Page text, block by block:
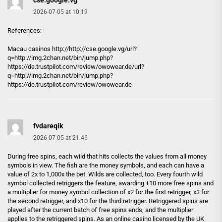
2026-07-05 at 10:19
References:
Macau casinos http://http://cse.google.vg/url?
q=http://img.2chan.net/bin/jump.php?
https://de.trustpilot.com/review/owowear.de/url?
q=http://img.2chan.net/bin/jump.php?
https://de.trustpilot.com/review/owowear.de
fvdareqik
2026-07-05 at 21:46
During free spins, each wild that hits collects the values from all money
symbols in view. The fish are the money symbols, and each can have a
value of 2x to 1,000x the bet. Wilds are collected, too. Every fourth wild
symbol collected retriggers the feature, awarding +10 more free spins and
a multiplier for money symbol collection of x2 for the first retrigger, x3 for
the second retrigger, and x10 for the third retrigger. Retriggered spins are
played after the current batch of free spins ends, and the multiplier
applies to the retriggered spins. As an online casino licensed by the UK